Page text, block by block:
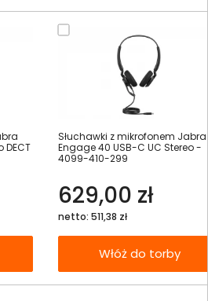
DECT
Słuchawki z mikrofonem Jabra
Engage 40 USB-C UC Stereo -
4099-410-299
629,00 zł
netto: 511,38 zł
Włóż do torby